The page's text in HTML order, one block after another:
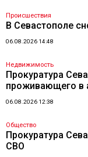
Происшествия
В Севастополе
06.08.2026 14:48
Недвижимость
Прокуратура
проживающего в
06.08.2026 12:38
Общество
Прокуратура
СВО